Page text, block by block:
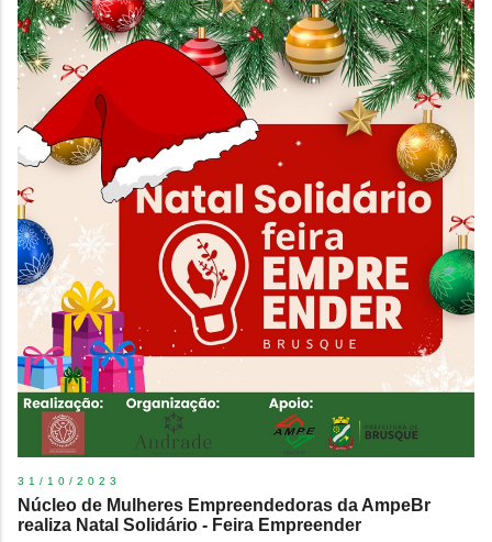
31/10/2023
Núcleo de Mulheres Empreendedoras da AmpeBr
realiza Natal Solidário - Feira Empreender